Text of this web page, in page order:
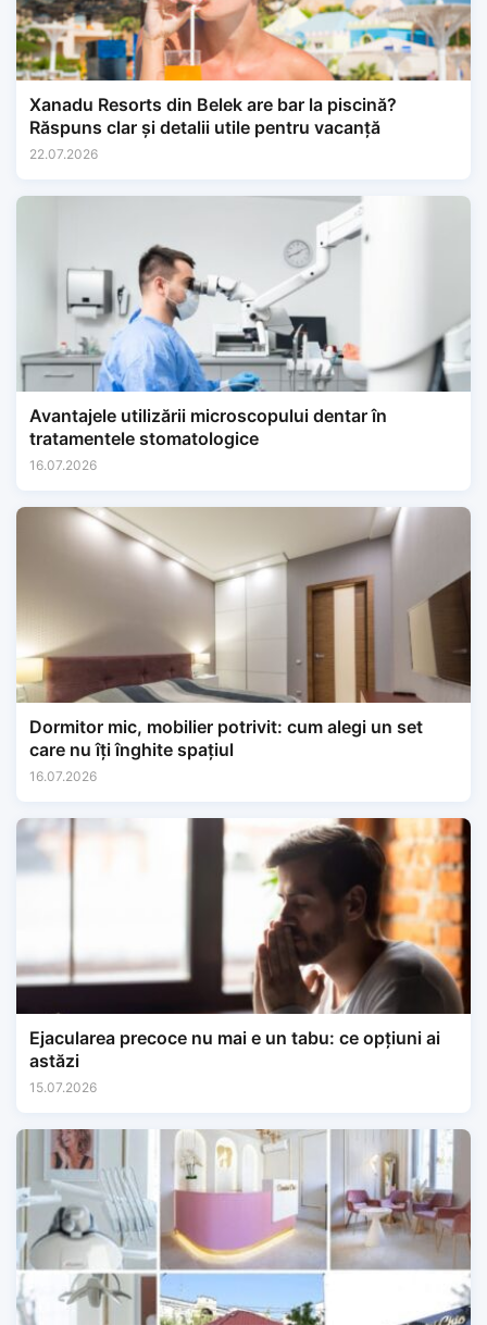
Xanadu Resorts din Belek are bar la piscină?
Răspuns clar și detalii utile pentru vacanță
22.07.2026
Avantajele utilizării microscopului dentar în
tratamentele stomatologice
16.07.2026
Dormitor mic, mobilier potrivit: cum alegi un set
care nu îți înghite spațiul
16.07.2026
Ejacularea precoce nu mai e un tabu: ce opțiuni ai
astăzi
15.07.2026